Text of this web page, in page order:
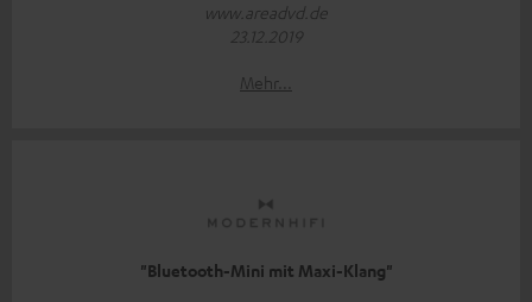
www.areadvd.de
23.12.2019
Mehr...
"Bluetooth-Mini mit Maxi-Klang"